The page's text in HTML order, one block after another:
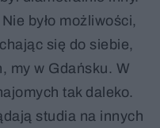
było możliwości,
się do siebie,
my w Gdańsku. W
tak daleko.
studia na innych